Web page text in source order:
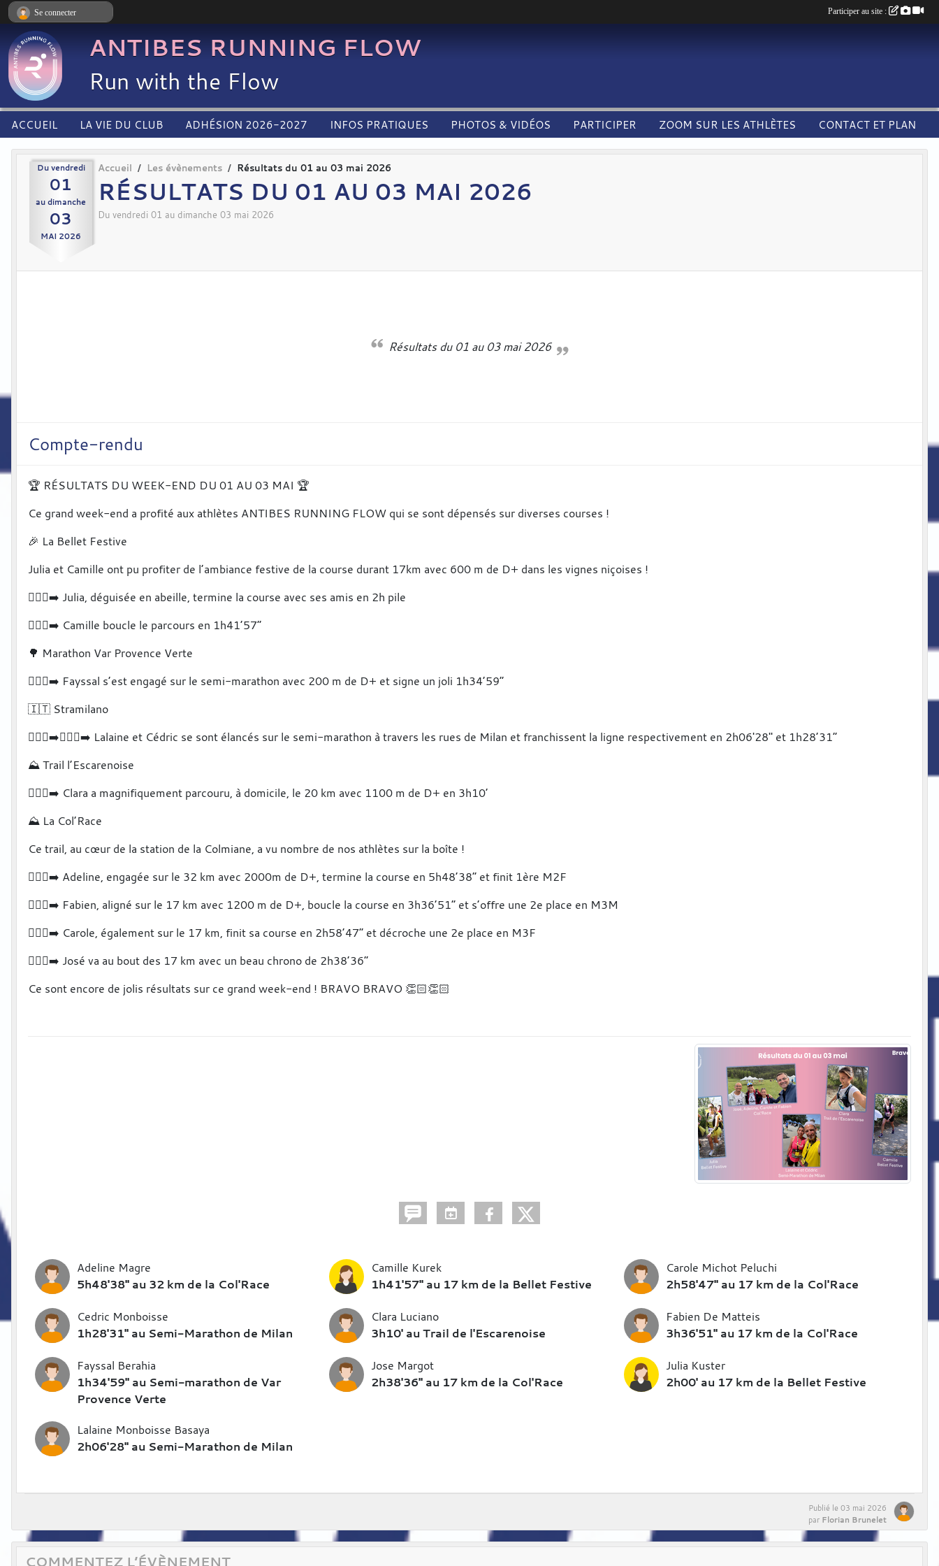
ANTIBES RUNNING FLOW
Run with the Flow
ACCUEIL LA VIE DU CLUB ADHÉSION 2026-2027 INFOS PRATIQUES PHOTOS & VIDÉOS PARTICIPER ZOOM SUR LES ATHLÈTES CONTACT ET PLAN
Du vendredi
01
au dimanche
03
MAI 2026
Accueil Les évènements Résultats du 01 au 03 mai 2026
RÉSULTATS DU 01 AU 03 MAI 2026
Du vendredi 01 au dimanche 03 mai 2026
Résultats du 01 au 03 mai 2026
Compte-rendu
🏆 RÉSULTATS DU WEEK-END DU 01 AU 03 MAI 🏆
Ce grand week-end a profité aux athlètes ANTIBES RUNNING FLOW qui se sont dépensés sur diverses courses !
🎉 La Bellet Festive
Julia et Camille ont pu profiter de l’ambiance festive de la course durant 17km avec 600 m de D+ dans les vignes niçoises !
🏃🏻‍♀️‍➡️ Julia, déguisée en abeille, termine la course avec ses amis en 2h pile
🏃🏻‍♀️‍➡️ Camille boucle le parcours en 1h41’57”
🌳 Marathon Var Provence Verte
🏃🏻‍♂️‍➡️ Fayssal s’est engagé sur le semi-marathon avec 200 m de D+ et signe un joli 1h34’59”
🇮🇹 Stramilano
🏃🏻‍♀️‍➡️🏃🏻‍♂️‍➡️ Lalaine et Cédric se sont élancés sur le semi-marathon à travers les rues de Milan et franchissent la ligne respectivement en 2h06'28'' et 1h28’31”
⛰️ Trail l’Escarenoise
🏃🏻‍♀️‍➡️ Clara a magnifiquement parcouru, à domicile, le 20 km avec 1100 m de D+ en 3h10’
⛰️ La Col’Race
Ce trail, au cœur de la station de la Colmiane, a vu nombre de nos athlètes sur la boîte !
🏃🏻‍♀️‍➡️ Adeline, engagée sur le 32 km avec 2000m de D+, termine la course en 5h48’38” et finit 1ère M2F
🏃🏻‍♂️‍➡️ Fabien, aligné sur le 17 km avec 1200 m de D+, boucle la course en 3h36’51” et s’offre une 2e place en M3M
🏃🏻‍♀️‍➡️ Carole, également sur le 17 km, finit sa course en 2h58’47” et décroche une 2e place en M3F
🏃🏻‍♂️‍➡️ José va au bout des 17 km avec un beau chrono de 2h38’36”
Ce sont encore de jolis résultats sur ce grand week-end ! BRAVO BRAVO 👏🏻👏🏻
Adeline Magre
5h48'38" au 32 km de la Col'Race
Camille Kurek
1h41'57" au 17 km de la Bellet Festive
Carole Michot Peluchi
2h58'47" au 17 km de la Col'Race
Cedric Monboisse
1h28'31" au Semi-Marathon de Milan
Clara Luciano
3h10' au Trail de l'Escarenoise
Fabien De Matteis
3h36'51" au 17 km de la Col'Race
Fayssal Berahia
1h34'59" au Semi-marathon de Var
Provence Verte
Jose Margot
2h38'36" au 17 km de la Col'Race
Julia Kuster
2h00' au 17 km de la Bellet Festive
Lalaine Monboisse Basaya
2h06'28" au Semi-Marathon de Milan
Publié le 03 mai 2026
par Florian Brunelet
COMMENTEZ L’ÉVÈNEMENT
Se connecter Participer au site :
Panneau de gestion des cookies